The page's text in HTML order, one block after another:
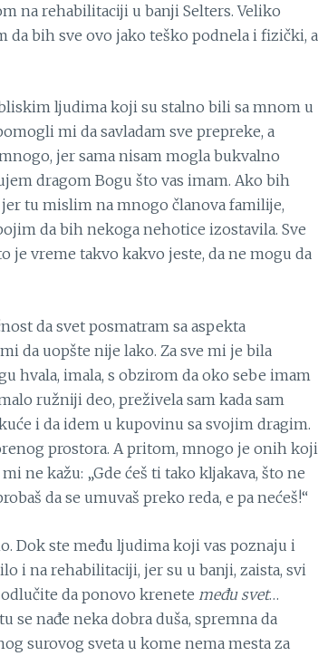
na rehabilitaciji u banji Selters. Veliko
da bih sve ovo jako teško podnela i fizički, a
ljudima koji su stalno bili sa mnom u
mi da savladam sve prepreke, a
jer sama nisam mogla bukvalno
dragom Bogu što vas imam. Ako bih
tu mislim na mnogo članova familije,
da bih nekoga nehotice izostavila. Sve
je vreme takvo kakvo jeste, da ne mogu da
da svet posmatram sa aspekta
da uopšte nije lako. Za sve mi je bila
hvala, imala, s obzirom da oko sebe imam
ružniji deo, preživela sam kada sam
i da idem u kupovinu sa svojim dragim.
prostora. A pritom, mnogo je onih koji
ne kažu: „Gde ćeš ti tako kljakava, što ne
da se umuvaš preko reda, e pa nećeš!“
Dok ste među ljudima koji vas poznaju i
i na rehabilitaciji, jer su u banji, zaista, svi
da ponovo krenete među svet…
se nađe neka dobra duša, spremna da
surovog sveta u kome nema mesta za